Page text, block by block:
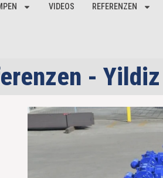
VIDEOS REFERENZEN
-